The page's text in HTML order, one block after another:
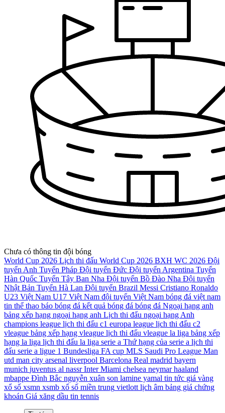
Chưa có thông tin đội bóng
World Cup 2026 Lịch thi đấu World Cup 2026 BXH WC 2026 Đội
tuyển Anh Tuyển Pháp Đội tuyển Đức Đội tuyển Argentina Tuyển
Hàn Quốc Tuyển Tây Ban Nha Đội tuyển Bồ Đào Nha Đội tuyển
Nhật Bản Tuyển Hà Lan Đội tuyển Brazil Messi Cristiano Ronaldo
U23 Việt Nam U17 Việt Nam đội tuyển Việt Nam bóng đá việt nam
tin thể thao báo bóng đá kết quả bóng đá bóng đá Ngoại hạng anh
bảng xếp hạng ngoại hạng anh Lịch thi đấu ngoại hạng Anh
champions league lịch thi đấu c1 europa league lịch thi đấu c2
vleague bảng xếp hạng vleague lịch thi đấu vleague la liga bảng xếp
hạng la liga lịch thi đấu la liga serie a Thứ hạng của serie a lịch thi
đấu serie a ligue 1 Bundesliga FA cup MLS Saudi Pro League Man
utd man city arsenal liverpool Barcelona Real madrid bayern
munich juventus al nassr Inter Miami chelsea neymar haaland
mbappe Đình Bắc nguyễn xuân son lamine yamal tin tức giá vàng
xổ số xsmn xsmb xổ số miền trung vietlott lịch âm bảng giá chứng
khoán Giá xăng dầu tin tennis